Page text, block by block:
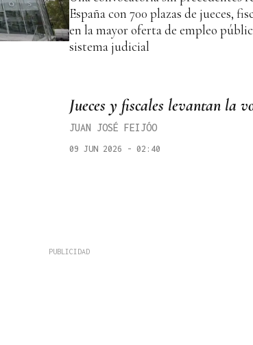
España con 700 plazas de jueces,
en la mayor oferta de empleo
sistema judicial
Jueces y fiscales levantan la
JUAN JOSÉ FEIJÓO
09 JUN 2026 - 02:40